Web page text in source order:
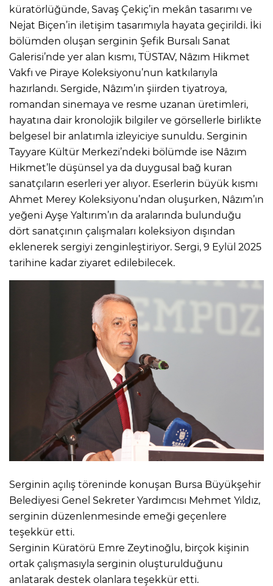
küratörlüğünde, Savaş Çekiç’in mekân tasarımı ve
Nejat Biçen’in iletişim tasarımıyla hayata geçirildi. İki
bölümden oluşan serginin Şefik Bursalı Sanat
Galerisi’nde yer alan kısmı, TÜSTAV, Nâzım Hikmet
Vakfı ve Piraye Koleksiyonu’nun katkılarıyla
hazırlandı. Sergide, Nâzım’ın şiirden tiyatroya,
romandan sinemaya ve resme uzanan üretimleri,
hayatına dair kronolojik bilgiler ve görsellerle birlikte
belgesel bir anlatımla izleyiciye sunuldu. Serginin
Tayyare Kültür Merkezi’ndeki bölümde ise Nâzım
Hikmet’le düşünsel ya da duygusal bağ kuran
sanatçıların eserleri yer alıyor. Eserlerin büyük kısmı
Ahmet Merey Koleksiyonu’ndan oluşurken, Nâzım’ın
yeğeni Ayşe Yaltırım’ın da aralarında bulunduğu
dört sanatçının çalışmaları koleksiyon dışından
eklenerek sergiyi zenginleştiriyor. Sergi, 9 Eylül 2025
tarihine kadar ziyaret edilebilecek.
Serginin açılış töreninde konuşan Bursa Büyükşehir
Belediyesi Genel Sekreter Yardımcısı Mehmet Yıldız,
serginin düzenlenmesinde emeği geçenlere
teşekkür etti.
Serginin Küratörü Emre Zeytinoğlu, birçok kişinin
ortak çalışmasıyla serginin oluşturulduğunu
anlatarak destek olanlara teşekkür etti.